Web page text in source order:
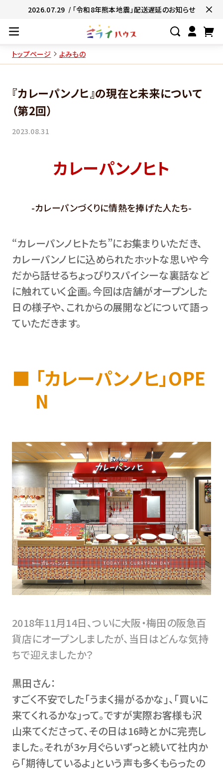
2026.07.29 / 「令和8年熊本地震」配送遅延のお知らせ
#ネコポス対象商品🚚
#簡単便利👍
#お子様と一緒に
トップページ よみもの
『カレーパンノヒ』の現在と未来について
（第2回）
2023.08.31
カレーパンノヒト
-カレーパンづくりに情熱を捧げた人たち-
“カレーパンノヒトたち”にお集まりいただき、
カレーパンノヒに込められたホットな思いや今
だから話せるちょっぴりスパイシーな裏話など
に触れていく企画。今回は店舗がオープンした
日の様子や、これからの展開などについて語っ
ていただきます。
「カレーパンノヒ」OPE
N
2018年11月14日、ついに大阪・梅田の阪急百
貨店にオープンしましたが、当日はどんな気持
ちで迎えましたか？
黒田さん：
すごく不安でした「うまく揚がるかな」、「買いに
来てくれるかな」って。ですが実際お客様も沢
山来てくださって、その日は16時とかに完売し
ました。それが3ヶ月ぐらいずっと続いて社内か
ら「期待しているよ」という声も多くもらったの